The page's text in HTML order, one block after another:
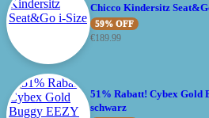
Chicco Kindersitz
59% OFF
€189.99
51% Rabatt! Cybex Gold
schwarz